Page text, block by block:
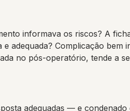
informava os riscos? A
adequada? Complicação bem
no pós-operatório, tende a
adequadas — e